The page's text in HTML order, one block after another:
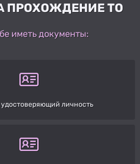
ПРОХОЖДЕНИЕ ТО
иметь документы:
личность